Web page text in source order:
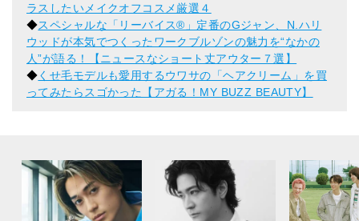
ラスしたいメイクオフコスメ厳選４
◆スペシャルな「リーバイス®」定番のGジャン、N.ハリ
ウッドが本気でつくったワークブルゾンの魅力を“なかの
人”が語る！【ニュースなショート丈アウター７選】
◆くせ毛モデルも愛用するウワサの「ヘアクリーム」を買
ってみたらスゴかった【アガる！MY BUZZ BEAUTY】